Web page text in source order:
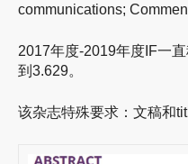
communications;
2017年度-2019年度IF一
到3.629。
该杂志特殊要求：文稿和